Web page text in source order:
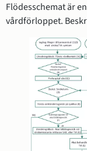
Flödesschemat är
vårdförloppet.